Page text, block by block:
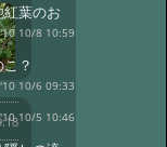
葉のお
10/8 10:59
？
10/6 09:33
10/5 10:46